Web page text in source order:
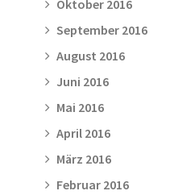
Oktober 2016
September 2016
August 2016
Juni 2016
Mai 2016
April 2016
März 2016
Februar 2016